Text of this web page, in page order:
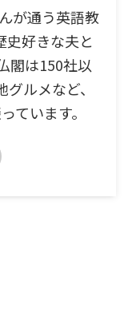
が通う英語教
史好きな夫と
閣は150社以
ルメなど、
ています。